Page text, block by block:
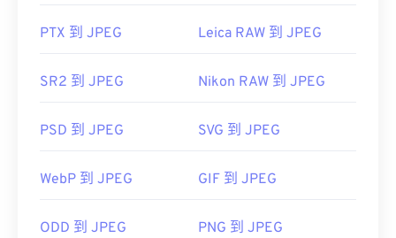
PTX 到 JPEG Leica RAW 到 JPEG
SR2 到 JPEG Nikon RAW 到 JPEG
PSD 到 JPEG SVG 到 JPEG
WebP 到 JPEG GIF 到 JPEG
ODD 到 JPEG PNG 到 JPEG